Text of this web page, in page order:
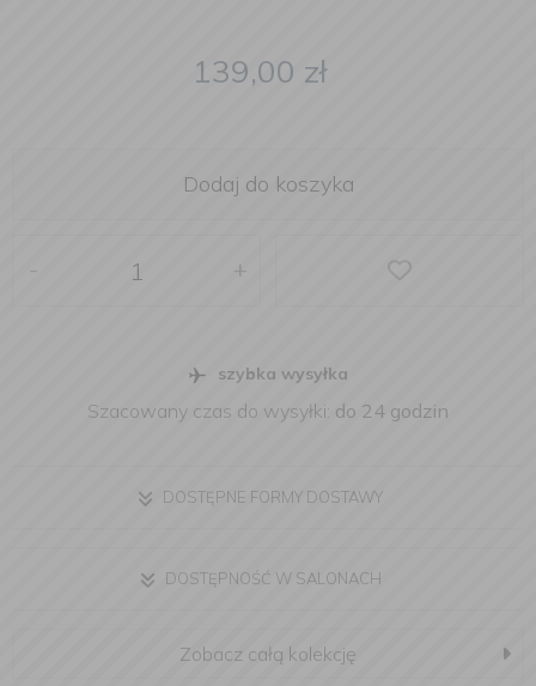
139,00 zł
Dodaj do koszyka
+
szybka wysyłka
Szacowany czas do wysyłki: do 24 godzin
DOSTĘPNE FORMY DOSTAWY
DOSTĘPNOŚĆ W SALONACH
Zobacz całą kolekcję